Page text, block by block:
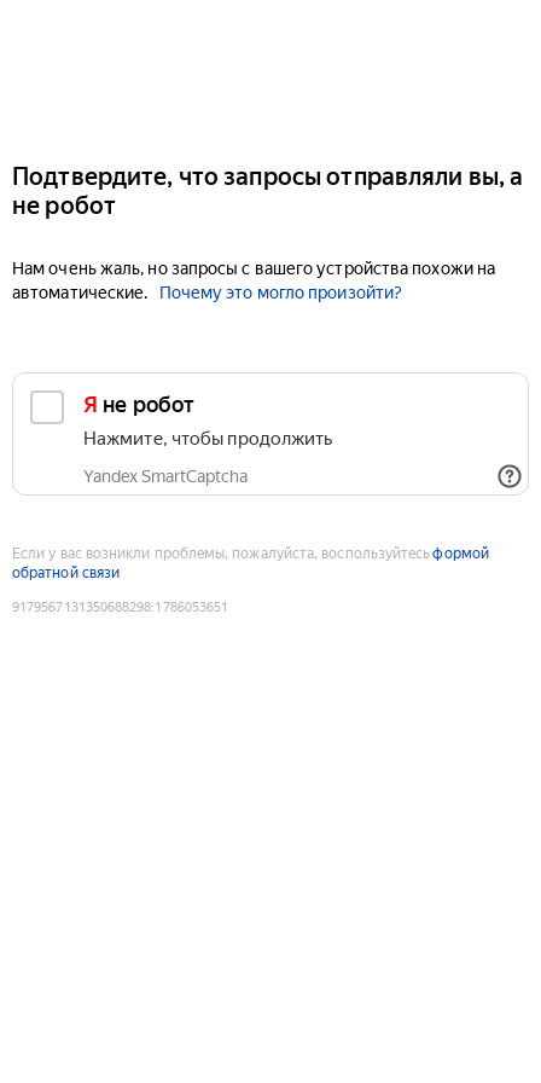
Подтвердите, что запросы отправляли вы, а
не робот
Нам очень жаль, но запросы с вашего устройства похожи на
автоматические.
Почему это могло произойти?
Я не робот
Нажмите, чтобы продолжить
Yandex SmartCaptcha
Если у вас возникли проблемы, пожалуйста, воспользуйтесьформой
обратной связи
9179567131350688298:1786053651